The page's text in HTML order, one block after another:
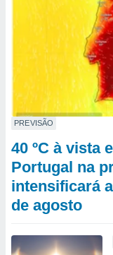
PREVISÃO
40 ºC à vista
Portugal na
intensificará
de agosto